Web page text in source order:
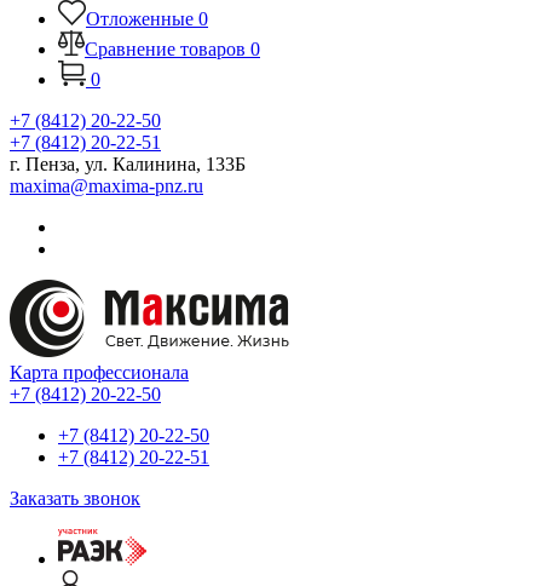
Отложенные 0
Сравнение товаров 0
0
+7 (8412) 20-22-50
+7 (8412) 20-22-51
г. Пенза, ул. Калинина, 133Б
maxima@maxima-pnz.ru
Карта профессионала
+7 (8412) 20-22-50
+7 (8412) 20-22-50
+7 (8412) 20-22-51
Заказать звонок